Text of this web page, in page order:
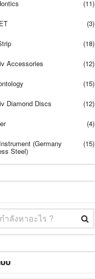
(11)
(3)
(18)
Accessories (12)
(15)
Diamond Discs (12)
(4)
(Germany
Steel)
(15)
บบ